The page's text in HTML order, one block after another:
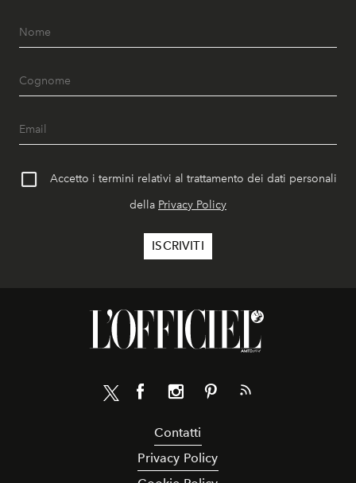
Accetto i termini relativi al trattamento dei dati personali
della Privacy Policy
Contatti
Privacy Policy